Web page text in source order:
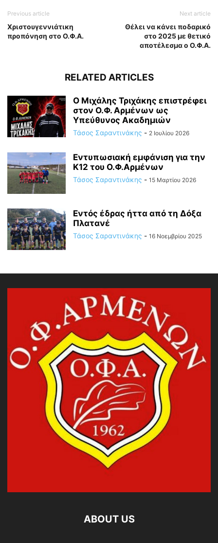
Previous article
Χριστουγεννιάτικη
προπόνηση στο Ο.Φ.Α.
Next article
Θέλει να κάνει ποδαρικό
στο 2025 με θετικό
αποτέλεσμα ο Ο.Φ.Α.
RELATED ARTICLES
Ο Μιχάλης Τριχάκης επιστρέφει
στον Ο.Φ. Αρμένων ως
Υπεύθυνος Ακαδημιών
Τάσος Σαραντινάκης - 2 Ιουλίου 2026
Εντυπωσιακή εμφάνιση για την
Κ12 του Ο.Φ.Αρμένων
Τάσος Σαραντινάκης - 15 Μαρτίου 2026
Εντός έδρας ήττα από τη Δόξα
Πλατανέ
Τάσος Σαραντινάκης - 16 Νοεμβρίου 2025
ABOUT US